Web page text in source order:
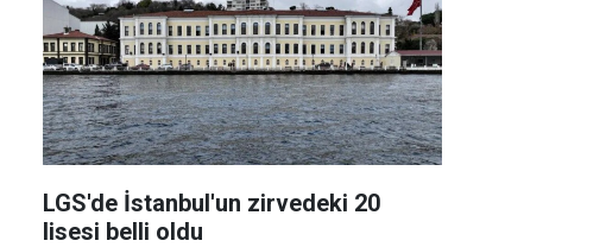
LGS'de İstanbul'un zirvedeki 20
lisesi belli oldu